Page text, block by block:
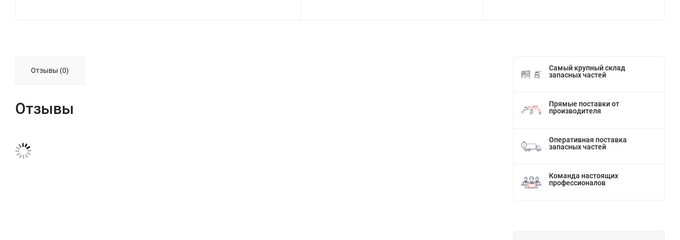
Отзывы (0)
Отзывы
Самый крупный склад
запасных частей
Прямые поставки от
производителя
Оперативная поставка
запасных частей
Команда настоящих
профессионалов